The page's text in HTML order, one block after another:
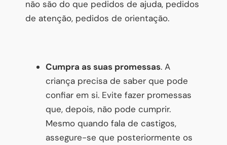
não são do que pedidos de ajuda, pedidos
de atenção, pedidos de orientação.
Cumpra as suas promessas. A
criança precisa de saber que pode
confiar em si. Evite fazer promessas
que, depois, não pode cumprir.
Mesmo quando fala de castigos,
assegure-se que posteriormente os